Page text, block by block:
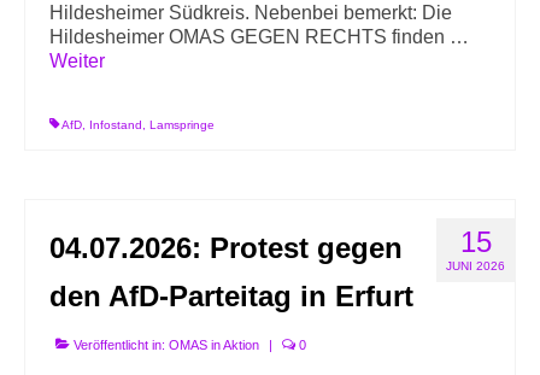
Hildesheimer Südkreis. Nebenbei bemerkt: Die
Hildesheimer OMAS GEGEN RECHTS finden …
Weiter
AfD Infostand Lamspringe
15
JUNI 2026
04.07.2026: Protest gegen
den AfD-Parteitag in Erfurt
Veröffentlicht in: OMAS in Aktion | 0